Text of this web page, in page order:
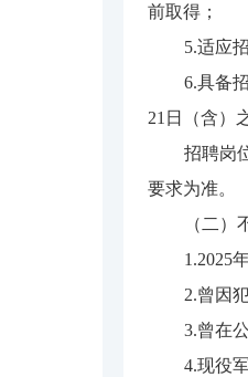
前取得；
5.适应
6.具备
21日（含）
招聘岗
要求为准。
（二
1.2025
2.曾因
3.曾在
4.现役